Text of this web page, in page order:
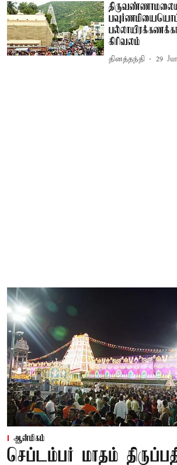
கிரிவலம்
தினத்தந்தி 29
ஆன்மிகம்
செப்டம்பர் மாதம்